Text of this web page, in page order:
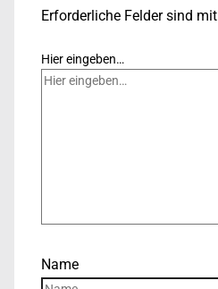
Erforderliche Felder sind mit
Hier eingeben…
Name